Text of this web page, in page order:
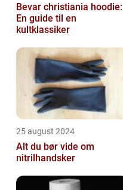
Bevar christiania hoodie:
En guide til en
kultklassiker
25 august 2024
Alt du bør vide om
nitrilhandsker